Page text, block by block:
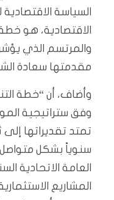
السياسة
الاقتصادية، هو
والمرتسم الذي
مقدمتها سعادة
وأضاف، أن “خطة
وفق ستراتيجية
تمتد تقديراتها
سنوياً بشكل متواصل
العامة الاتحادية
المشاريع